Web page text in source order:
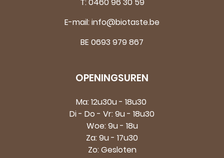
T:0460 96 30 59
E-mail:info@biotaste.be
BE 0693 979 867
OPENINGSUREN
Ma: 12u30u - 18u30
Di - Do - Vr: 9u - 18u30
Woe: 9u - 18u
Za: 9u - 17u30
Zo: Gesloten